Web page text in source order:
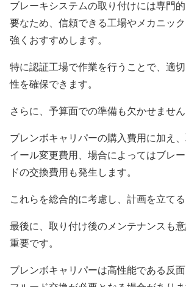
ブレーキシステムの取り付けには専門
要なため、信頼できる工場やメカニッ
強くおすすめします。
特に認証工場で作業を行うことで、適
性を確保できます。
さらに、予算面での準備も欠かせません
ブレンボキャリパーの購入費用に加え
イール変更費用、場合によってはブレ
ドの交換費用も発生します。
これらを総合的に考慮し、計画を立てる
最後に、取り付け後のメンテナンスも
重要です。
ブレンボキャリパーは高性能である反